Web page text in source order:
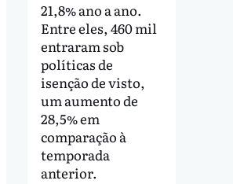
21,8% ano a ano.
Entre eles, 460 mil
entraram sob
políticas de
isenção de visto,
um aumento de
28,5% em
comparação à
temporada
anterior.